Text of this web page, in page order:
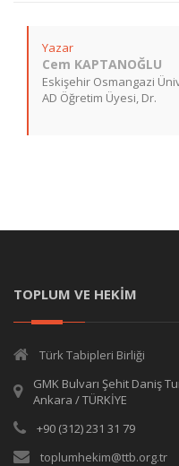
Yazar
Cem KAPTANOĞLU
Eskişehir Osmangazi
AD Öğretim Üyesi, Dr.
TOPLUM VE HEKİM
Türk Tabipleri Birliği
GMK Bulvarı Şehit Daniş
Ankara / TÜRKİYE
+90 (312) 231 31 79
toplumhekim@ttb.org.tr